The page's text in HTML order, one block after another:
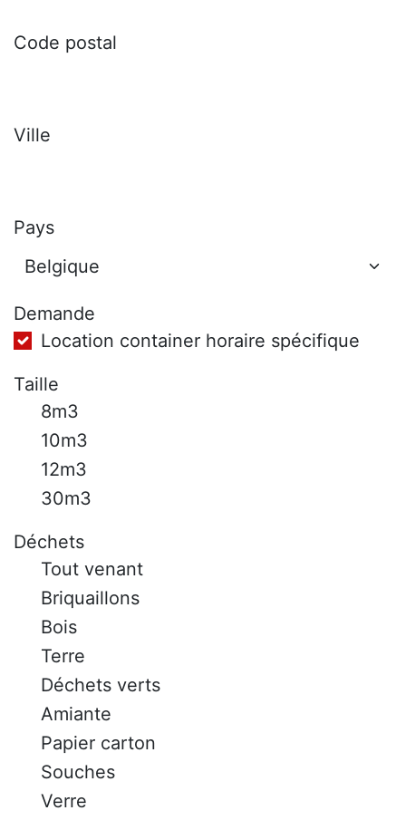
Code postal
Ville
Pays
Demande
Location container horaire spécifique
Taille
8m3
10m3
12m3
30m3
Déchets
Tout venant
Briquaillons
Bois
Terre
Déchets verts
Amiante
Papier carton
Souches
Verre